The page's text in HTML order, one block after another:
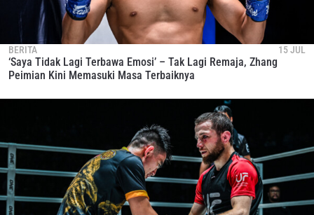
BERITA 15 JUL
‘Saya Tidak Lagi Terbawa Emosi’ – Tak Lagi Remaja, Zhang
Peimian Kini Memasuki Masa Terbaiknya